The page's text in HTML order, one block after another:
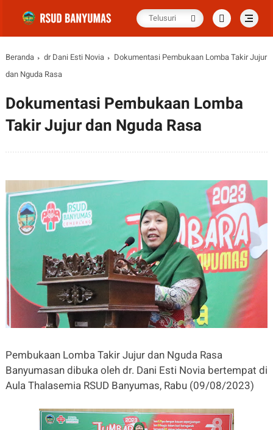
Beranda dr Dani Esti Novia
Dokumentasi Pembukaan Lomba Takir Jujur
dan Nguda Rasa
Dokumentasi Pembukaan Lomba
Takir Jujur dan Nguda Rasa
Pembukaan Lomba Takir Jujur dan Nguda Rasa
Banyumasan dibuka oleh dr. Dani Esti Novia bertempat di
Aula Thalasemia RSUD Banyumas, Rabu (09/08/2023)